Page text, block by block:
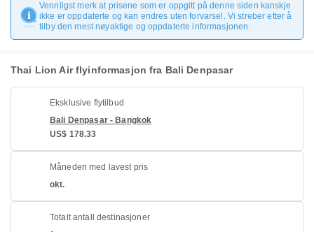
Vennligst merk at prisene som er oppgitt på denne siden kanskje
ikke er oppdaterte og kan endres uten forvarsel. Vi streber etter å
tilby den mest nøyaktige og oppdaterte informasjonen.
Thai Lion Air flyinformasjon fra Bali Denpasar
Eksklusive flytilbud
Bali Denpasar - Bangkok
US$ 178.33
Måneden med lavest pris
okt.
Totalt antall destinasjoner